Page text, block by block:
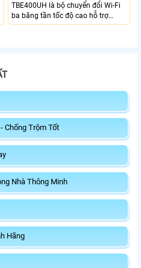
TBE400UH là bộ chuyển đổi Wi-Fi
ba băng tần tốc độ cao hỗ trợ
2882 Mbps trên 6GHz, 2882 Mbps
Chống Trộm Tốt
Nhà Thông Minh
Hãng